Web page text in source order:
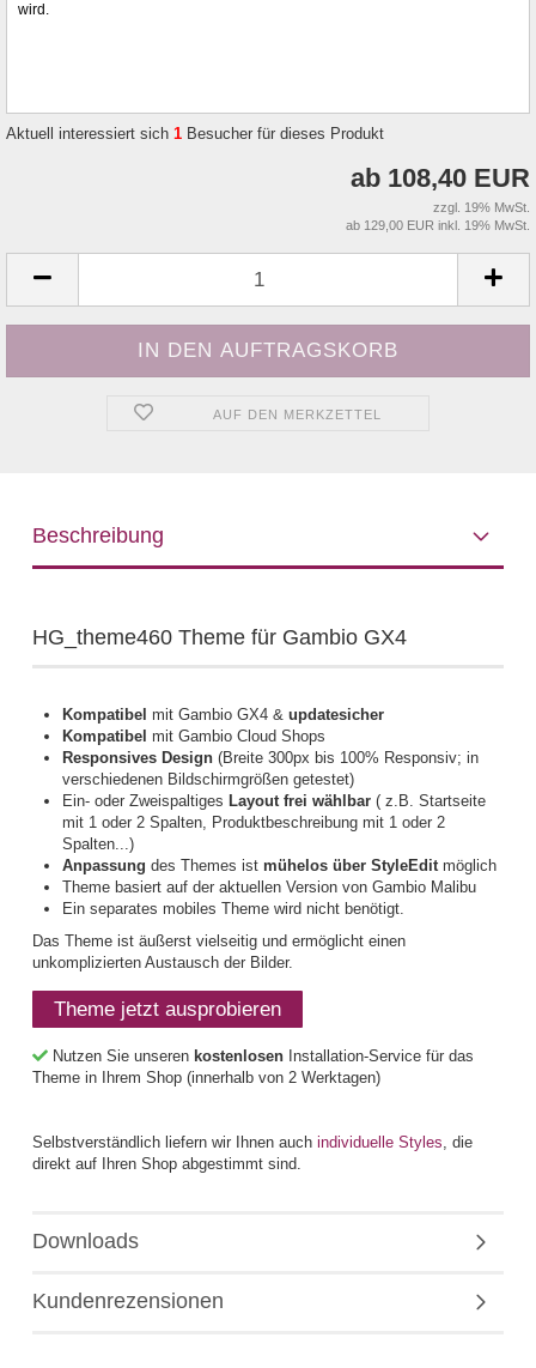
wird.
Aktuell interessiert sich 1 Besucher für dieses Produkt
ab 108,40 EUR
zzgl. 19% MwSt.
ab 129,00 EUR inkl. 19% MwSt.
AUF DEN MERKZETTEL
Beschreibung
HG_theme460 Theme für Gambio GX4
Kompatibel mit Gambio GX4 & updatesicher
Kompatibel mit Gambio Cloud Shops
Responsives Design(Breite 300px bis 100% Responsiv; in
verschiedenen Bildschirmgrößen getestet)
Ein- oder Zweispaltiges Layout frei wählbar( z.B. Startseite
mit 1 oder 2 Spalten, Produktbeschreibung mit 1 oder 2
Spalten...)
Anpassung des Themes ist mühelos über StyleEditmöglich
Theme basiert auf der aktuellen Version von Gambio Malibu
Ein separates mobiles Theme wird nicht benötigt.
Das Theme ist äußerst vielseitig und ermöglicht einen
unkomplizierten Austausch der Bilder.
Theme jetzt ausprobieren
Nutzen Sie unseren kostenlosenInstallation-Service für das
Theme in Ihrem Shop (innerhalb von 2 Werktagen)
Selbstverständlich liefern wir Ihnen auch individuelle Styles, die
direkt auf Ihren Shop abgestimmt sind.
Downloads
Kundenrezensionen